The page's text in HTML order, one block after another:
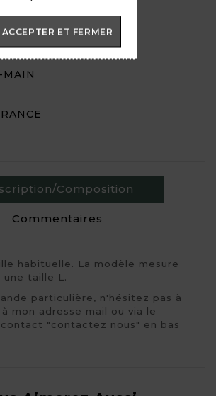
ACCEPTER ET FERMER
MAIN
Composition
Commentaires
habituelle. La modèle mesure
une taille L.
particulière, n'hésitez pas à
mon adresse mail ou via le
"contactez nous" en bas